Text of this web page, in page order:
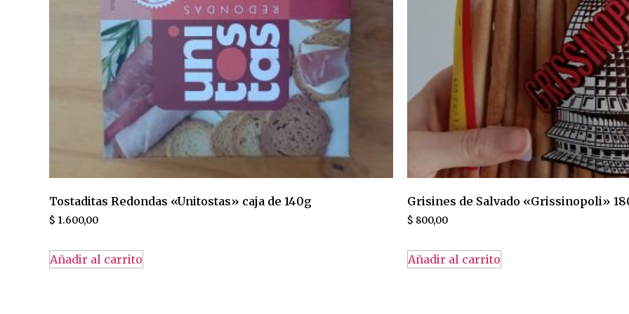
Tostaditas Redondas «Unitostas» caja de 140g
$ 1.600,00
Añadir al carrito
Grisines de Salvado «Grissinopoli»
$ 800,00
Añadir al carrito